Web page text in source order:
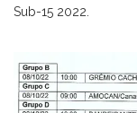
Sub-15 2022.